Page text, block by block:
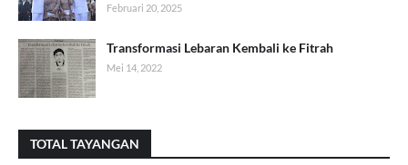
Februari 20, 2025
Transformasi Lebaran Kembali ke Fitrah
Mei 14, 2022
TOTAL TAYANGAN